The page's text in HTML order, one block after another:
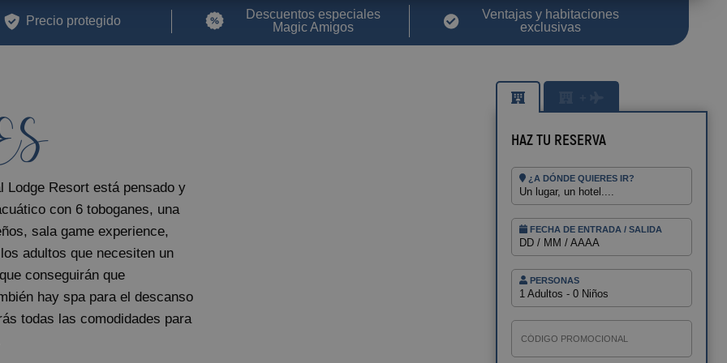
Resort
GANDÍA
Magic Tropical Splash
VILLAJOYOSA
OROPESA DEL MAR
Pontiana Thalasso Hotel
Magic Sports Hotel
Magic Games Hotel
Magic Fantasy Hotel
Magic Inn Hotel
Niños
Precio protegido
Descuentos especiales
Magic Amigos
Ventajas y habitaciones
exclusivas
Lodge Resort está pensado y
con 6 toboganes, una
sala game experience,
adultos que necesiten un
conseguirán que
hay spa para el descanso
todas las comodidades para
HAZ TU RESERVA
¿A DÓNDE QUIERES IR?
Un lugar, un hotel....
BENIDORM
Magic Pirates Island Resort
Magic Natura Animal & Waterpark
Polynesian Lodge Resort
Hotel Villa España
Villa Venecia Hotel Boutique
Magic Villa Benidorm
FECHA DE ENTRADA / SALIDA
DD / MM / AAAA
PERSONAS
1 Adultos - 0 Niños
Adultos
Niños